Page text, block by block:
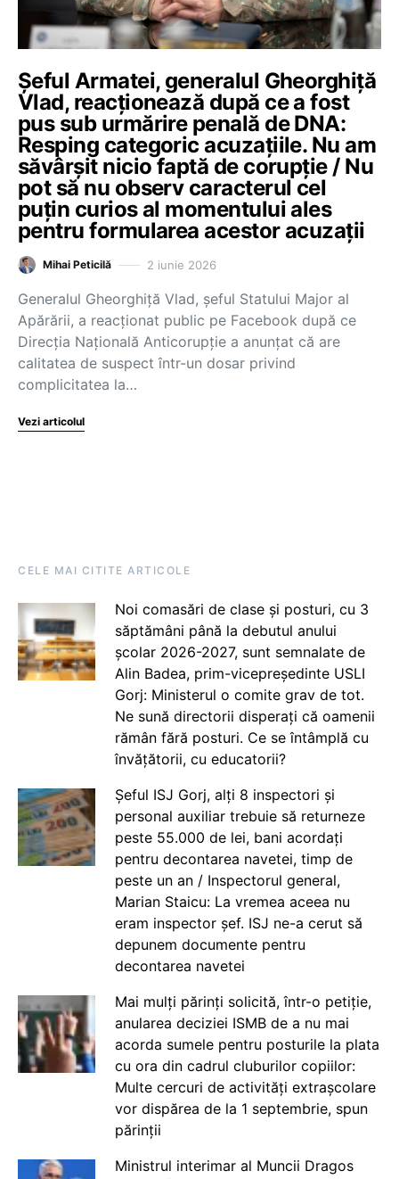
Șeful Armatei, generalul Gheorghiță
Vlad, reacționează după ce a fost
pus sub urmărire penală de DNA:
Resping categoric acuzațiile. Nu am
săvârșit nicio faptă de corupție / Nu
pot să nu observ caracterul cel
puțin curios al momentului ales
pentru formularea acestor acuzații
Mihai Peticilă 2 iunie 2026
Generalul Gheorghiță Vlad, șeful Statului Major al
Apărării, a reacționat public pe Facebook după ce
Direcția Națională Anticorupție a anunțat că are
calitatea de suspect într-un dosar privind
complicitatea la…
Vezi articolul
CELE MAI CITITE ARTICOLE
Noi comasări de clase și posturi, cu 3
săptămâni până la debutul anului
școlar 2026-2027, sunt semnalate de
Alin Badea, prim-vicepreședinte USLI
Gorj: Ministerul o comite grav de tot.
Ne sună directorii disperați că oamenii
rămân fără posturi. Ce se întâmplă cu
învățătorii, cu educatorii?
Șeful ISJ Gorj, alți 8 inspectori și
personal auxiliar trebuie să returneze
peste 55.000 de lei, bani acordați
pentru decontarea navetei, timp de
peste un an / Inspectorul general,
Marian Staicu: La vremea aceea nu
eram inspector șef. ISJ ne-a cerut să
depunem documente pentru
decontarea navetei
Mai mulți părinți solicită, într-o petiție,
anularea deciziei ISMB de a nu mai
acorda sumele pentru posturile la plata
cu ora din cadrul cluburilor copiilor:
Multe cercuri de activități extrașcolare
vor dispărea de la 1 septembrie, spun
părinții
Ministrul interimar al Muncii Dragos